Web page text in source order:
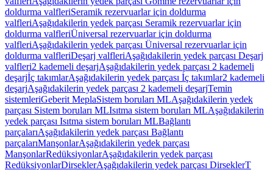
doldurma valfleriSeramik rezervuarlar için doldurma
valfleriAşağıdakilerin yedek parçası Seramik rezervuarlar için
doldurma valfleriÜniversal rezervuarlar için doldurma
valfleriAşağıdakilerin yedek parçası Üniversal rezervuarlar için
doldurma valfleriDeşarj valfleriAşağıdakilerin yedek parçası Deşarj
valfleri2 kademeli deşarjAşağıdakilerin yedek parçası 2 kademeli
deşarjİç takımlarAşağıdakilerin yedek parçası İç takımlar2 kademeli
deşarjAşağıdakilerin yedek parçası 2 kademeli deşarjTemin
sistemleriGeberit MeplaSistem boruları MLAşağıdakilerin yedek
parçası Sistem boruları MLIsıtma sistem boruları MLAşağıdakilerin
yedek parçası Isıtma sistem boruları MLBağlantı
parçalarıAşağıdakilerin yedek parçası Bağlantı
parçalarıManşonlarAşağıdakilerin yedek parçası
ManşonlarRedüksiyonlarAşağıdakilerin yedek parçası
RedüksiyonlarDirseklerAşağıdakilerin yedek parçası DirseklerT